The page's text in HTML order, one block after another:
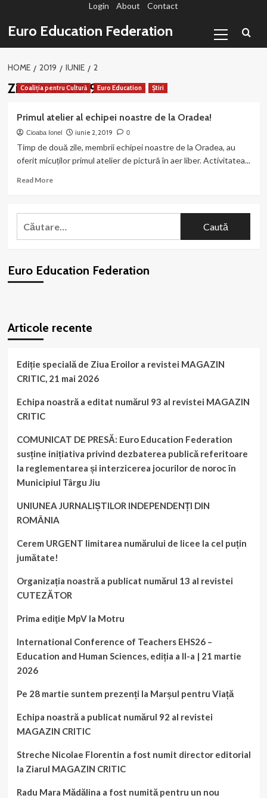
conținut
Login About Contact
Euro Education Federation
Menu
HOME 2019 IUNIE 2
Zi:2 iunie 2019
Coaliția pentru Cultură Euro Education Știri
Primul atelier al echipei noastre de la Oradea!
Cioaba Ionel iunie 2, 2019 0
Timp de două zile, membrii echipei noastre de la Oradea, au
oferit micuților primul atelier de pictură în aer liber. Activitatea...
Read MoreRead
Primul
atelier
de
Caută
Euro Education Federation
Articole recente
Ediție specială de Ziua Eroilor a revistei MAGAZIN
CRITIC, 21 mai 2026
Echipa noastră a editat numărul 93 al revistei MAGAZIN
CRITIC
COMUNICAT DE PRESĂ: Euro Education Federation
susține inițiativa privind dezbaterea publică referitoare
la reglementarea și interzicerea jocurilor de noroc în
Municipiul Târgu Jiu
UNIUNEA JURNALIȘTILOR INDEPENDENȚI DIN
ROMÂNIA
Cerem URGENT limitarea numărului de licee la cel puțin
jumătate!
Organizația noastră a publicat numărul 13 al revistei
CUTEZĂTOR
Prima ediţie MpV la Motru
International Conference of Teachers EHS26 –
Education and Human Sciences, ediția a II-a | 21 martie
2026
Pe 28 martie suntem prezenți la Marșul pentru Viață
Echipa noastră a publicat numărul 92 al revistei
MAGAZIN CRITIC
Streche Nicolae Florentin a fost numit director editorial
la Ziarul MAGAZIN CRITIC
Radu Mara Mădălina a fost numită pentru un nou